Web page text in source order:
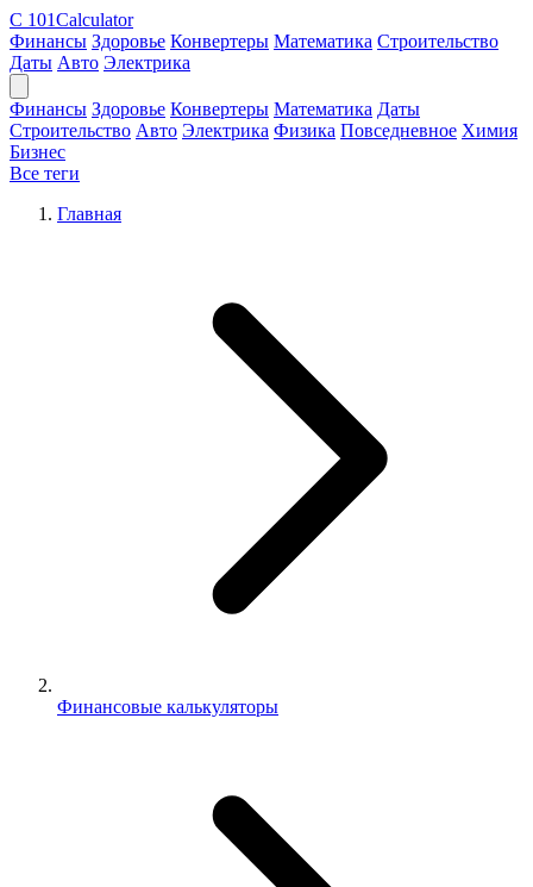
C 101Calculator
Финансы Здоровье Конвертеры Математика Строительство
Даты Авто Электрика
Финансы Здоровье Конвертеры Математика Даты
Строительство Авто Электрика Физика Повседневное Химия
Бизнес
Все теги
Главная
Финансовые калькуляторы